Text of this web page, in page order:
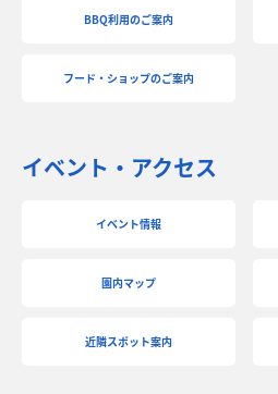
BBQ利用のご案内
フード・ショップのご案内
イベント・アクセス
イベント情報
園内マップ
近隣スポット案内